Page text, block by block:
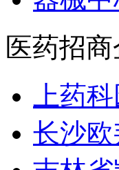
医药招
上药
长沙